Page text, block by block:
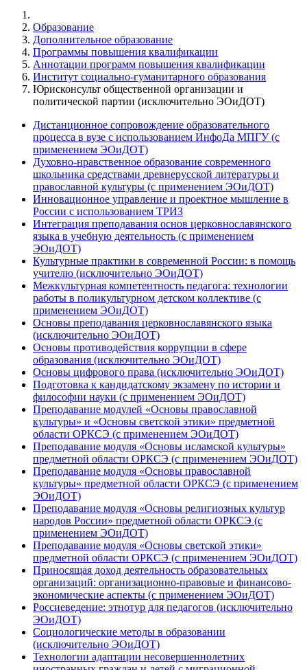
Образование
Дополнительное образование
Программы повышения квалификации
Аннотации программ повышения квалификации
Институт социально-гуманитарного образования
Юрисконсульт общественной организации и
политической партии (исключительно ЭОиДОТ)
Дистанционное сопровождение образовательного
процесса в вузе с использованием ИнфоДа МПГУ (с
применением ЭОиДОТ)
Духовно-нравственное образование современного
школьника средствами древнерусской литературы и
православной культуры (с применением ЭОиДОТ)
Инновационное управление и проектное мышление в
России с использованием ТРИЗ
Интеграция преподавания основ церковнославянского
языка в учебную деятельность (с применением
ЭОиДОТ)
Культурные практики в современной России: в помощь
учителю (исключительно ЭОиДОТ)
Межкультурная компетентность педагога: технологии
работы в поликультурном детском коллективе (с
применением ЭОиДОТ)
Основы преподавания церковнославянского языка
(исключительно ЭОиДОТ)
Основы противодействия коррупции в сфере
образования (исключительно ЭОиДОТ)
Основы цифрового права (исключительно ЭОиДОТ)
Подготовка к кандидатскому экзамену по истории и
философии науки (с применением ЭОиДОТ)
Преподавание модулей «Основы православной
культуры» и «Основы светской этики» предметной
области ОРКСЭ (с применением ЭОиДОТ)
Преподавание модуля «Основы исламской культуры»
предметной области ОРКСЭ (с применением ЭОиДОТ)
Преподавание модуля «Основы православной
культуры» предметной области ОРКСЭ (с применением
ЭОиДОТ)
Преподавание модуля «Основы религиозных культур
народов России» предметной области ОРКСЭ (с
применением ЭОиДОТ)
Преподавание модуля «Основы светской этики»
предметной области ОРКСЭ (с применением ЭОиДОТ)
Приносящая доход деятельность образовательных
организаций: организационно-правовые и финансово-
экономические аспекты (с применением ЭОиДОТ)
Россиеведение: этнотур для педагогов (исключительно
ЭОиДОТ)
Социологические методы в образовании
(исключительно ЭОиДОТ)
Технологии адаптации несовершеннолетних